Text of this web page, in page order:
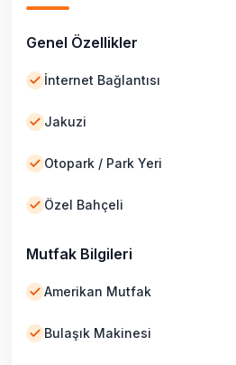
Genel Özellikler
İnternet Bağlantısı
Jakuzi
Otopark / Park Yeri
Özel Bahçeli
Mutfak Bilgileri
Amerikan Mutfak
Bulaşık Makinesi